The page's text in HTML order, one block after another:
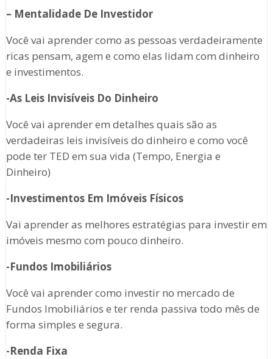
– Mentalidade De Investidor
Você vai aprender como as pessoas verdadeiramente
ricas pensam, agem e como elas lidam com dinheiro
e investimentos.
-As Leis Invisíveis Do Dinheiro
Você vai aprender em detalhes quais são as
verdadeiras leis invisíveis do dinheiro e como você
pode ter TED em sua vida (Tempo, Energia e
Dinheiro)
-Investimentos Em Imóveis Físicos
Vai aprender as melhores estratégias para investir em
imóveis mesmo com pouco dinheiro.
-Fundos Imobiliários
Você vai aprender como investir no mercado de
Fundos Imobiliários e ter renda passiva todo mês de
forma simples e segura.
-Renda Fixa